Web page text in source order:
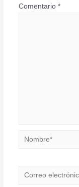
Comentario *
Nombre*
Correo